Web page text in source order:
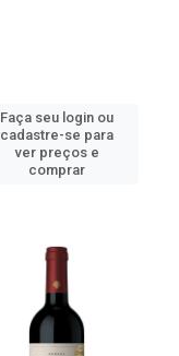
Faça seu login ou
cadastre-se para
ver preços e
comprar